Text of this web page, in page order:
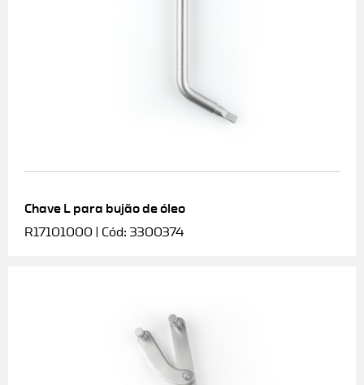
Chave L para bujão de óleo
R17101000 | Cód: 3300374